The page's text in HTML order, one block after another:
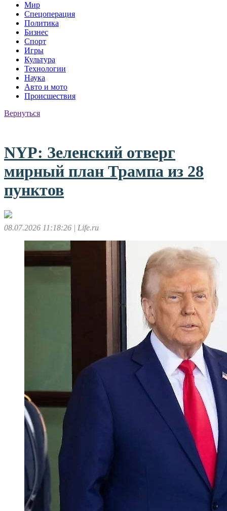
Мир
Спецоперация
Политика
Бизнес
Спорт
Игры
Культура
Технологии
Наука
Авто и мото
Происшествия
Вернуться
NYP: Зеленский отверг
мирный план Трампа из 28
пунктов
08.07.2026 11:18:26 | Life.ru